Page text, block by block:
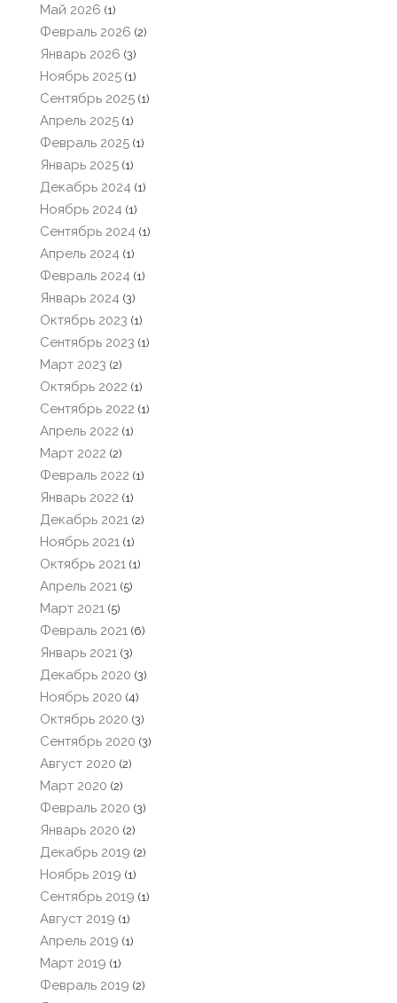
Май 2026 (1)
Февраль 2026 (2)
Январь 2026 (3)
Ноябрь 2025 (1)
Сентябрь 2025 (1)
Апрель 2025 (1)
Февраль 2025 (1)
Январь 2025 (1)
Декабрь 2024 (1)
Ноябрь 2024 (1)
Сентябрь 2024 (1)
Апрель 2024 (1)
Февраль 2024 (1)
Январь 2024 (3)
Октябрь 2023 (1)
Сентябрь 2023 (1)
Март 2023 (2)
Октябрь 2022 (1)
Сентябрь 2022 (1)
Апрель 2022 (1)
Март 2022 (2)
Февраль 2022 (1)
Январь 2022 (1)
Декабрь 2021 (2)
Ноябрь 2021 (1)
Октябрь 2021 (1)
Апрель 2021 (5)
Март 2021 (5)
Февраль 2021 (6)
Январь 2021 (3)
Декабрь 2020 (3)
Ноябрь 2020 (4)
Октябрь 2020 (3)
Сентябрь 2020 (3)
Август 2020 (2)
Март 2020 (2)
Февраль 2020 (3)
Январь 2020 (2)
Декабрь 2019 (2)
Ноябрь 2019 (1)
Сентябрь 2019 (1)
Август 2019 (1)
Апрель 2019 (1)
Март 2019 (1)
Февраль 2019 (2)